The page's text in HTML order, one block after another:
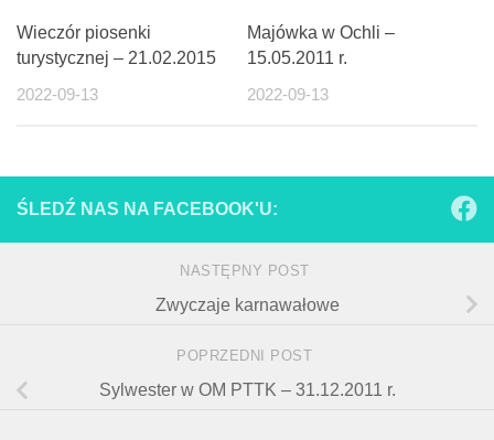
Wieczór piosenki
turystycznej – 21.02.2015
2022-09-13
Majówka w Ochli –
15.05.2011 r.
2022-09-13
ŚLEDŹ NAS NA FACEBOOK'U:
NASTĘPNY POST
Zwyczaje karnawałowe
POPRZEDNI POST
Sylwester w OM PTTK – 31.12.2011 r.